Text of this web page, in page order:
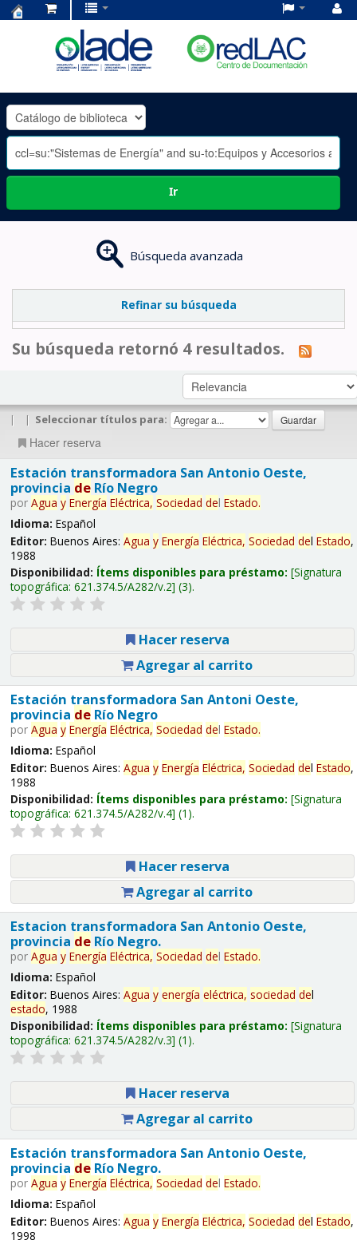
OLADE
-
Ir
Búsqueda avanzada
Refinar su búsqueda
Su búsqueda retornó 4 resultados.
| | Seleccionar títulos para:
Hacer reserva
Estación transformadora San Antonio Oeste,
provincia deRío Negro
por Agua y Energía Eléctrica, Sociedad del Estado.
Idioma: Español
Editor: Buenos Aires: Agua y Energía Eléctrica, Sociedad del Estado,
1988
Disponibilidad: Ítems disponibles para préstamo: Signatura
topográfica: 621.374.5/A282/v.2 (3).
Hacer reserva
Agregar al carrito
Estación transformadora San Antoni Oeste,
provincia deRío Negro
por Agua y Energía Eléctrica, Sociedad del Estado.
Idioma: Español
Editor: Buenos Aires: Agua y Energía Eléctrica, Sociedad del Estado,
1988
Disponibilidad: Ítems disponibles para préstamo: Signatura
topográfica: 621.374.5/A282/v.4 (1).
Hacer reserva
Agregar al carrito
Estacion transformadora San Antonio Oeste,
provincia deRío Negro.
por Agua y Energía Eléctrica, Sociedad del Estado.
Idioma: Español
Editor: Buenos Aires: Agua y energía eléctrica, sociedad del
estado, 1988
Disponibilidad: Ítems disponibles para préstamo: Signatura
topográfica: 621.374.5/A282/v.3 (1).
Hacer reserva
Agregar al carrito
Estación transformadora San Antonio Oeste,
provincia deRío Negro.
por Agua y Energía Eléctrica, Sociedad del Estado.
Idioma: Español
Editor: Buenos Aires: Agua y Energía Eléctrica, Sociedad del Estado,
1998